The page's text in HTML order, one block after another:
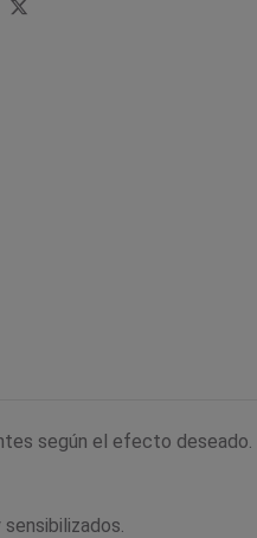
según el efecto deseado.